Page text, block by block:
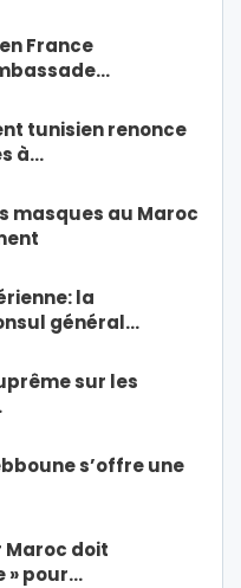
France
tunisien renonce
à…
masques au Maroc
la
général…
sur les
s’offre une
Maroc doit
» pour…